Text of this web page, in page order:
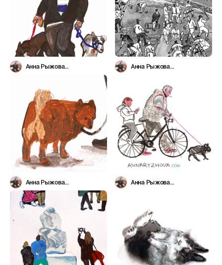
Анна Рыжова
Анна Рыжова
Анна Рыжова
(@avoirbanane)
Анна Рыжова